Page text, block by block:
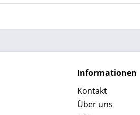
Informationen
Kontakt
Über uns